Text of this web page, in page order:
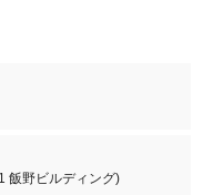
飯野ビルディング)